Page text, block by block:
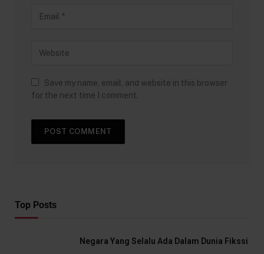
Save my name, email, and website in this browser
for the next time I comment.
Top Posts
Negara Yang Selalu Ada Dalam Dunia Fikssi